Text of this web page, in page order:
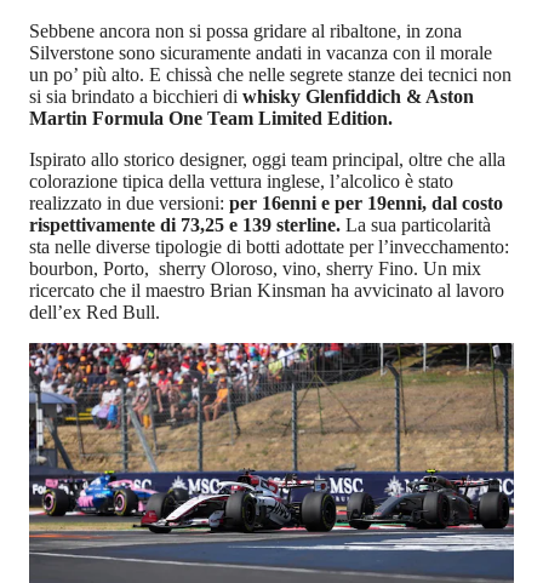
Sebbene ancora non si possa gridare al ribaltone, in zona
Silverstone sono sicuramente andati in vacanza con il morale
un po’ più alto. E chissà che nelle segrete stanze dei tecnici non
si sia brindato a bicchieri di whisky Glenfiddich & Aston
Martin Formula One Team Limited Edition.
Ispirato allo storico designer, oggi team principal, oltre che alla
colorazione tipica della vettura inglese, l’alcolico è stato
realizzato in due versioni: per 16enni e per 19enni, dal costo
rispettivamente di 73,25 e 139 sterline. La sua particolarità
sta nelle diverse tipologie di botti adottate per l’invecchamento:
bourbon, Porto, sherry Oloroso, vino, sherry Fino. Un mix
ricercato che il maestro Brian Kinsman ha avvicinato al lavoro
dell’ex Red Bull.